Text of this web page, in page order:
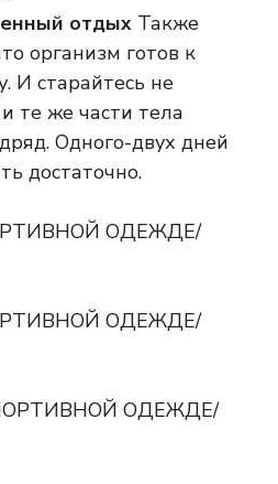
отдых Также
организм готов к
И старайтесь не
те же части тела
Одного-двух дней
достаточно.
ОДЕЖДЕ/
ОДЕЖДЕ/